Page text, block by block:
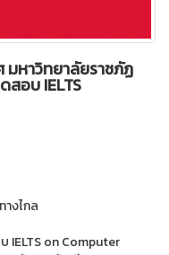
มหาวิทยาลัยราชภัฏ
สอบ IELTS
างไกล
on Computer​